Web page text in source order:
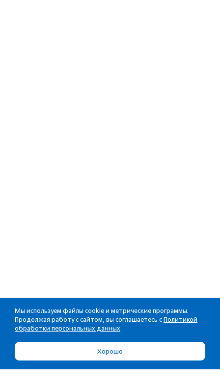
Мы используем файлы cookie и метрические программы.
Продолжая работу с сайтом, вы соглашаетесь с Политикой
обработки персональных данных
Хорошо